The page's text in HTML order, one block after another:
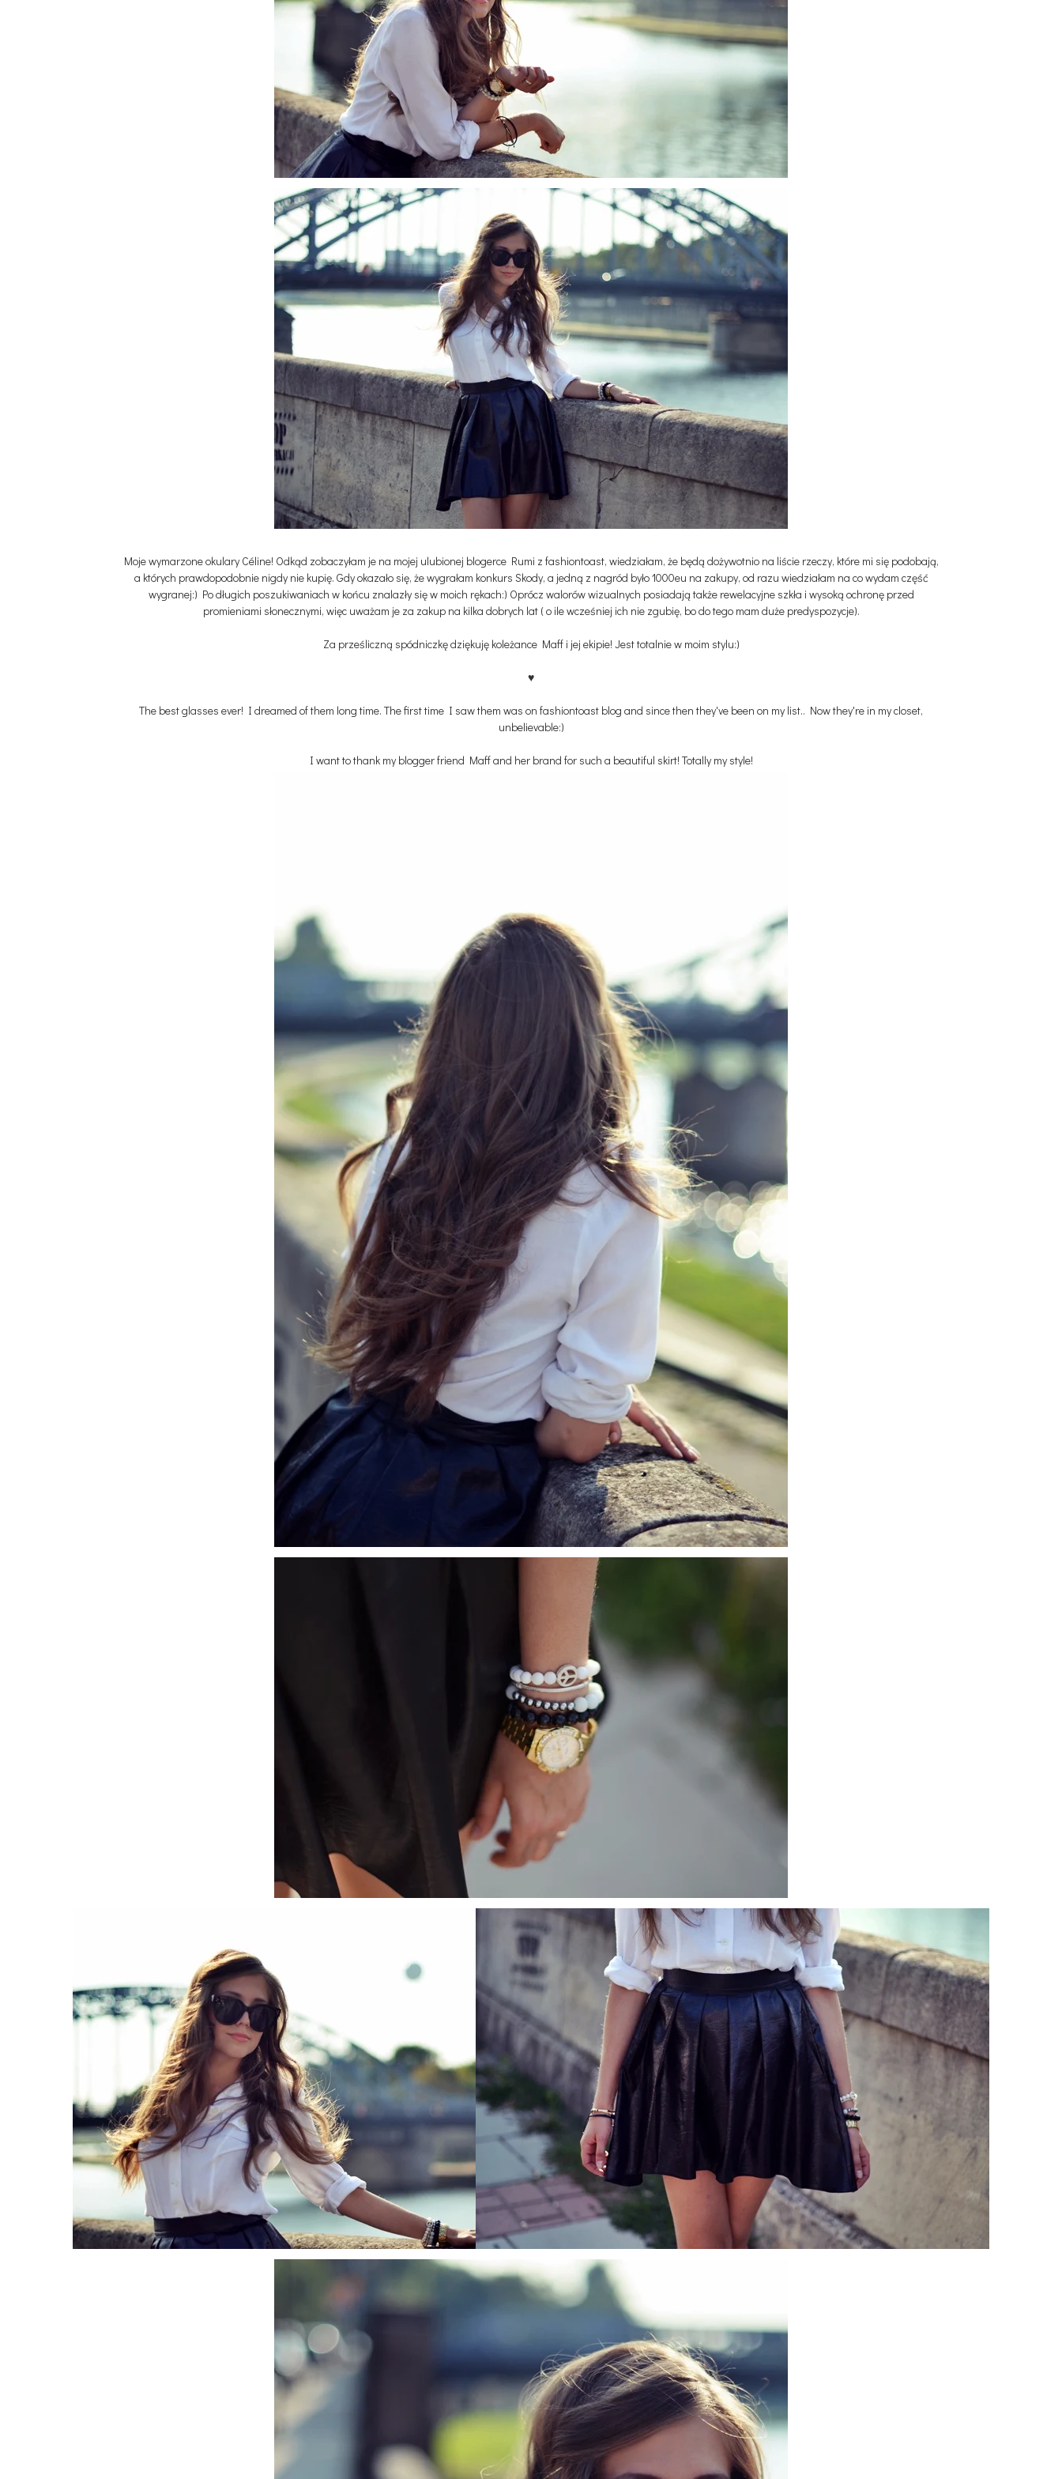
Moje wymarzone okulary Céline! Odkąd zobaczyłam je na mojej ulubionej blogerce Rumi z fashiontoast, wiedziałam, że będą dożywotnio na liście rzeczy, które mi się podobają,
a których prawdopodobnie nigdy nie kupię. Gdy okazało się, że wygrałam konkurs Skody, a jedną z nagród było 1000eu na zakupy, od razu wiedziałam na co wydam część
wygranej:) Po długich poszukiwaniach w końcu znalazły się w moich rękach:) Oprócz walorów wizualnych posiadają także rewelacyjne szkła i wysoką ochronę przed
promieniami słonecznymi, więc uważam je za zakup na kilka dobrych lat ( o ile wcześniej ich nie zgubię, bo do tego mam duże predyspozycje).
Za prześliczną spódniczkę dziękuję koleżance Maff i jej ekipie! Jest totalnie w moim stylu:)
♥
The best glasses ever! I dreamed of them long time. The first time I saw them was on fashiontoast blog and since then they've been on my list.. Now they're in my closet,
unbelievable:)
I want to thank my blogger friend Maff and her brand for such a beautiful skirt! Totally my style!